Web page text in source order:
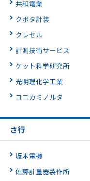
共和電業
クボタ計装
クレセル
計測技術サービス
ケット科学研究所
光明理化学工業
コニカミノルタ
さ行
坂本電機
佐藤計量器製作所